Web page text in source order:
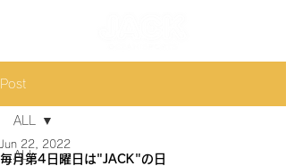
Post
ALL
ALL
毎月第4日曜日は"JACK"の日
Jun 22, 2022